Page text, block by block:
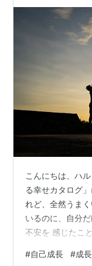
こんにちは、ハ
る幸せカタログ
れど、全然うま
いるのに、自分
不安を 感じたこ
てしまう。 でも
#自己成長 #成